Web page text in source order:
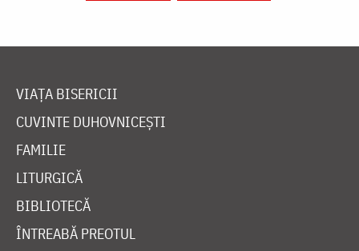
VIAȚA BISERICII
CUVINTE DUHOVNICEȘTI
FAMILIE
LITURGICĂ
BIBLIOTECĂ
ÎNTREABĂ PREOTUL